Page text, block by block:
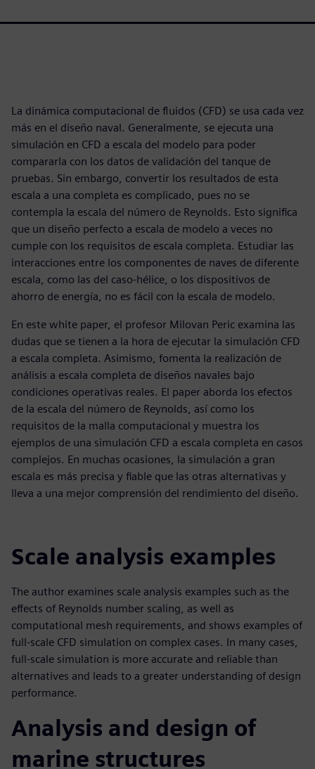
La dinámica computacional de fluidos (CFD) se usa cada vez
más en el diseño naval. Generalmente, se ejecuta una
simulación en CFD a escala del modelo para poder
compararla con los datos de validación del tanque de
pruebas. Sin embargo, convertir los resultados de esta
escala a una completa es complicado, pues no se
contempla la escala del número de Reynolds. Esto significa
que un diseño perfecto a escala de modelo a veces no
cumple con los requisitos de escala completa. Estudiar las
interacciones entre los componentes de naves de diferente
escala, como las del caso-hélice, o los dispositivos de
ahorro de energía, no es fácil con la escala de modelo.
En este white paper, el profesor Milovan Peric examina las
dudas que se tienen a la hora de ejecutar la simulación CFD
a escala completa. Asimismo, fomenta la realización de
análisis a escala completa de diseños navales bajo
condiciones operativas reales. El paper aborda los efectos
de la escala del número de Reynolds, así como los
requisitos de la malla computacional y muestra los
ejemplos de una simulación CFD a escala completa en casos
complejos. En muchas ocasiones, la simulación a gran
escala es más precisa y fiable que las otras alternativas y
lleva a una mejor comprensión del rendimiento del diseño.
Scale analysis examples
The author examines scale analysis examples such as the
effects of Reynolds number scaling, as well as
computational mesh requirements, and shows examples of
full-scale CFD simulation on complex cases. In many cases,
full-scale simulation is more accurate and reliable than
alternatives and leads to a greater understanding of design
performance.
Analysis and design of
marine structures